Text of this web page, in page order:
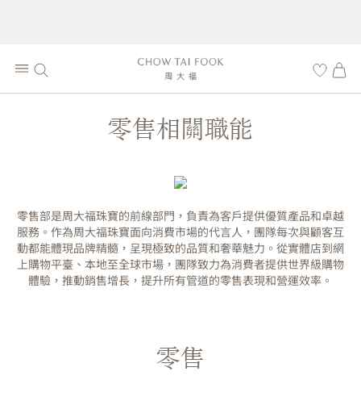
零售相關職能
零售部是周大福珠寶的前線部門，負責為客戶提供優質產品和卓越
服務。作為周大福珠寶面向消費市場的代言人，團隊每次與顧客互
動都能體現品牌精髓，呈現極致的品質和奢華魅力。從實體店到網
上購物平臺、本地至全球市場，團隊致力為消費者提供世界級購物
體驗，推動銷售增長，提升所有管道的零售表現和營運效率。
零售